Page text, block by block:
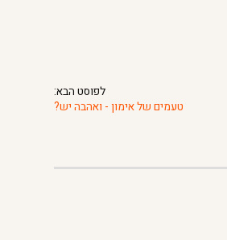
לפוסט הבא:
טעמים של אימון - ואהבה יש?